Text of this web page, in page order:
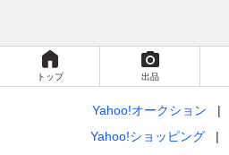
トップ 出品
Yahoo!オークション
Yahoo!ショッピング